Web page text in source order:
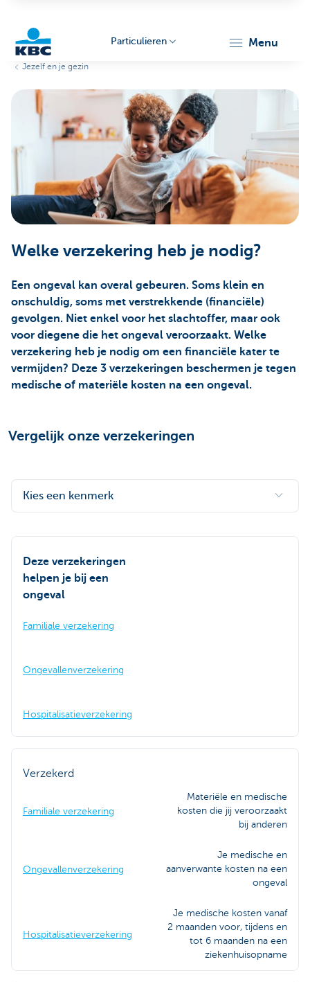
Particulieren
Particulieren menu
Jezelf en je gezin
Welke verzekering heb je nodig?
Een ongeval kan overal gebeuren. Soms klein en
onschuldig, soms met verstrekkende (financiële)
gevolgen. Niet enkel voor het slachtoffer, maar ook
voor diegene die het ongeval veroorzaakt. Welke
verzekering heb je nodig om een financiële kater te
vermijden? Deze 3 verzekeringen beschermen je tegen
medische of materiële kosten na een ongeval.
Vergelijk onze verzekeringen
Kies een kenmerk
Deze verzekeringen
helpen je bij een
ongeval
Familiale verzekering
Ongevallenverzekering
Hospitalisatieverzekering
Verzekerd
Familiale verzekering
Materiële en medische
kosten die jij veroorzaakt
bij anderen
Ongevallenverzekering
Je medische en
aanverwante kosten na een
ongeval
Hospitalisatieverzekering
Je medische kosten vanaf
2 maanden voor, tijdens en
tot 6 maanden na een
ziekenhuisopname